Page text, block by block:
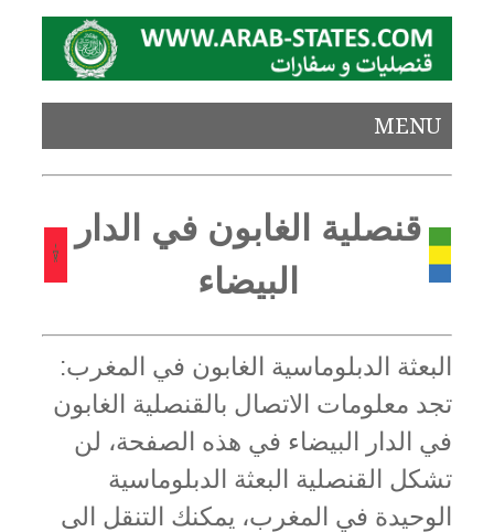
MENU
قنصلية الغابون في الدار
البيضاء
البعثة الدبلوماسية الغابون في المغرب:
تجد معلومات الاتصال بالقنصلية الغابون
في الدار البيضاء في هذه الصفحة، لن
تشكل القنصلية البعثة الدبلوماسية
الوحيدة في المغرب، يمكنك التنقل الى